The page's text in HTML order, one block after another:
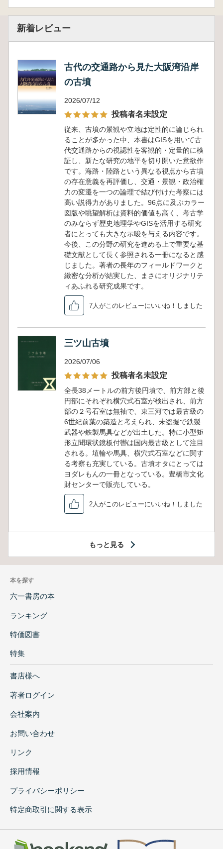
新着レビュー
古代の交通路から見た大阪湾沿岸
の古墳
2026/07/12
投稿者名未設定
従来、古墳の景観や立地は定性的に論じられ
ることが多かった中、本書はGISを用いて古
代交通路からの視認性を客観的・定量的に検
証し、新たな研究の地平を切り開いた意欲作
です。海路・陸路という異なる視点から古墳
の存在意義を再評価し、交通・景観・政治権
力の変遷を一つの論理で結び付けた考察には
高い説得力がありました。96点に及ぶカラー
図版や眺望解析は資料的価値も高く、考古学
のみならず歴史地理学やGISを活用する研究
者にとっても大きな示唆を与える内容です。
今後、この分野の研究を進める上で重要な基
礎文献として長く参照される一冊になると感
じました。著者の長年のフィールドワークと
緻密な分析が結実した、まさにオリジナリテ
ィあふれる研究成果です。
7人がこのレビューにいいね！しました
三ツ山古墳
2026/07/06
投稿者名未設定
全長38メートルの前方後円墳で、前方部と後
円部にそれぞれ横穴式石室が検出され、前方
部の２号石室は無袖で、東三河では最古級の
6世紀前葉の築造と考えられ、未盗掘で鉄製
武器や鉄製馬具などが出土した。特に小型矩
形立聞環状鏡板付轡は国内最古級として注目
される。埴輪や馬具、横穴式石室などに関す
る考察も充実している。古墳オタにとっては
ヨダレもんの一冊となっている。豊橋市文化
財センターで販売している。
2人がこのレビューにいいね！しました
もっと見る
本を探す
六一書房の本
ランキング
特価図書
特集
書店様へ
著者ログイン
会社案内
お問い合わせ
リンク
採用情報
プライバシーポリシー
特定商取引に関する表示